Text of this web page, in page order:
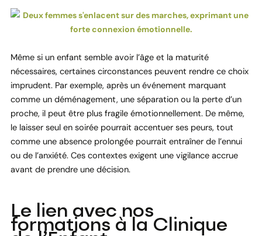
Même si un enfant semble avoir l’âge et la maturité
nécessaires, certaines circonstances peuvent rendre ce choix
imprudent. Par exemple, après un événement marquant
comme un déménagement, une séparation ou la perte d’un
proche, il peut être plus fragile émotionnellement. De même,
le laisser seul en soirée pourrait accentuer ses peurs, tout
comme une absence prolongée pourrait entraîner de l’ennui
ou de l’anxiété. Ces contextes exigent une vigilance accrue
avant de prendre une décision.
Le lien avec nos
formations à la Clinique